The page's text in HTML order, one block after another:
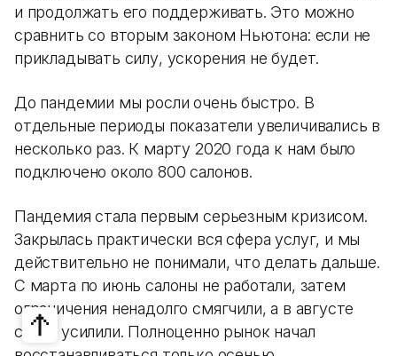
и продолжать его поддерживать. Это можно
сравнить со вторым законом Ньютона: если не
прикладывать силу, ускорения не будет.
До пандемии мы росли очень быстро. В
отдельные периоды показатели увеличивались в
несколько раз. К марту 2020 года к нам было
подключено около 800 салонов.
Пандемия стала первым серьезным кризисом.
Закрылась практически вся сфера услуг, и мы
действительно не понимали, что делать дальше.
С марта по июнь салоны не работали, затем
ограничения ненадолго смягчили, а в августе
снова усилили. Полноценно рынок начал